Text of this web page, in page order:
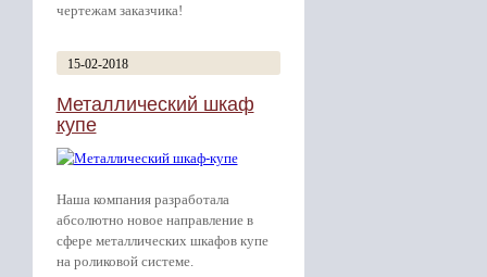
чертежам заказчика!
15-02-2018
Металлический шкаф
купе
Наша компания разработала
абсолютно новое направление в
сфере металлических шкафов купе
на роликовой системе.